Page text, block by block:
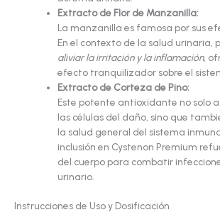
Extracto de Flor de Manzanilla:
La manzanilla es famosa por sus
En el contexto de la salud urinaria,
aliviar la irritación y la inflamación,
efecto tranquilizador sobre el
Extracto de Corteza de Pino:
Este potente antioxidante no solo
las células del daño, sino que
la salud general del sistema
inclusión en Cystenon Premium
del cuerpo para combatir
urinario.
Instrucciones de Uso y Dosificación